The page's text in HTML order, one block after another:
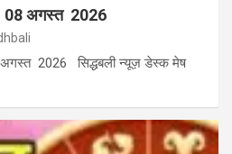
08 अगस्त 2026
2026 सिद्धबली न्यूज़ डेस्क मेष